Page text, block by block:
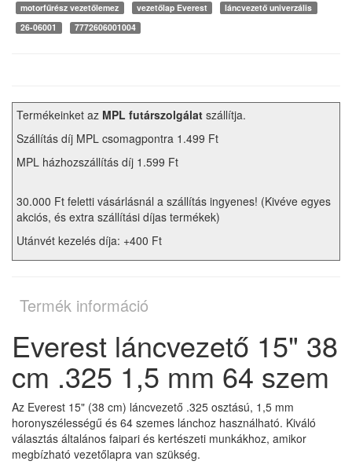
motorfűrész vezetőlemez
vezetőlap Everest
láncvezető univerzális
26-06001
7772606001004
Termékeinket az MPL futárszolgálat szállítja.
Szállítás díj MPL csomagpontra 1.499 Ft
MPL házhozszállítás díj 1.599 Ft
30.000 Ft feletti vásárlásnál a szállítás ingyenes! (Kivéve egyes
akciós, és extra szállítási díjas termékek)
Utánvét kezelés díja: +400 Ft
Termék információ
Everest láncvezető 15" 38
cm .325 1,5 mm 64 szem
Az Everest 15" (38 cm) láncvezető .325 osztású, 1,5 mm
horonyszélességű és 64 szemes lánchoz használható. Kiváló
választás általános faipari és kertészeti munkákhoz, amikor
megbízható vezetőlapra van szükség.